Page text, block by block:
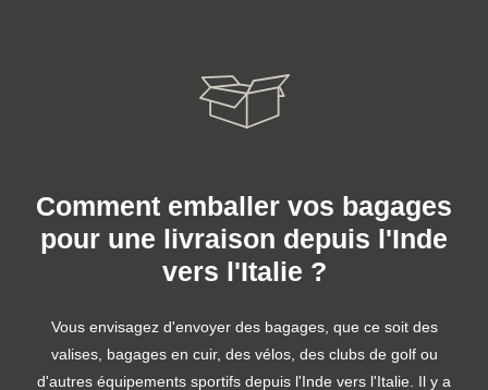
Comment emballer vos bagages
pour une livraison depuis l'Inde
vers l'Italie ?
Vous envisagez d'envoyer des bagages, que ce soit des
valises, bagages en cuir, des vélos, des clubs de golf ou
d'autres équipements sportifs depuis l'Inde vers l'Italie. Il y a